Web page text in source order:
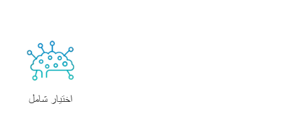
اختيار شامل